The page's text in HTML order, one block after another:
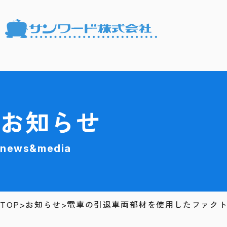
お知らせ
news&media
TOP お知らせ 電車の引退車両部材を使用したファク